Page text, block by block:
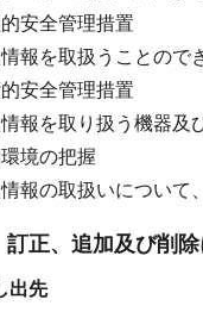
安全管理措置
報を取扱うことので
安全管理措置
報を取り扱う機器及
境の把握
報の取扱いについて
訂正、追加及び削
出先